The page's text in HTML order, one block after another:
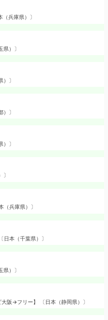
兵庫県）〕
）〕
〕
〕
〕
（兵庫県）〕
日本（千葉県）〕
県）〕
阪→フリー】 〔日本（静岡県）〕